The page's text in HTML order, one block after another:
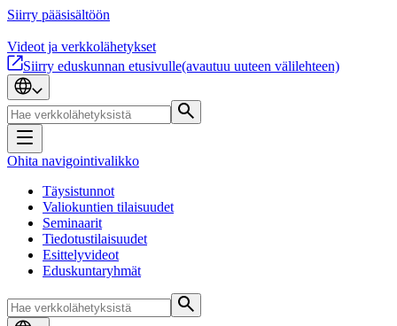
Siirry pääsisältöön
Videot ja verkkolähetykset
Siirry eduskunnan etusivulle(avautuu uuteen välilehteen)
Ohita navigointivalikko
Täysistunnot
Valiokuntien tilaisuudet
Seminaarit
Tiedotustilaisuudet
Esittelyvideot
Eduskuntaryhmät